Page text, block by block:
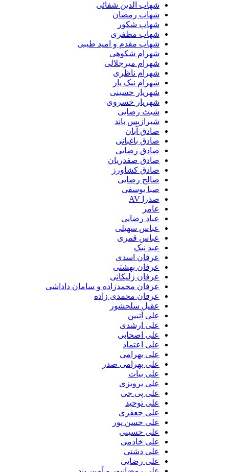
شهاب الدین شفائی
شهاب رمضان
شهاب شکور
شهاب مظفری
شهاب مقدم و امید طیبی
شهرام شکوهی
شهرام میرجلالی
شهرام ناظری
شهرام نیک یار
شهریار حسینی
شهریار خسروی
شیث رضایی
شیرازیس باند
صادق آبان
صادق باغبانی
صادق رضایی
صادق صفدریان
صادق کشاورز
صالح رضایی
صبا یوسفی
عباد رضایی
عباس سهیلی
عباس قمری
عبد نیک
عرفان اسدی
عرفان بهشتی
عرفان زلیکانی
عرفان محمدزاده و سامان داداشی
عرفان محمدی زاده
عقیل سلحشور
علی آتبین
علی ارشدی
علی اصحابی
علی اعتماد
علی بهرامی
علی بهرامی صدر
علی بیات
علی پرویزی
علی پی جی
علی توحید
علی جعفری
علی حسن پور
علی حسینی
علی خادمی
علی دشتی
علی رضایی